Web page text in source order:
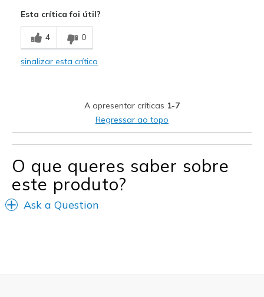
Breathe Well
Comfortable
Melhores utilizações
Casual Wear
Travel
Width
Feels true to width
Esta crítica foi útil?
4 0
sinalizar esta crítica
A apresentar críticas 1-7
Regressar ao topo
O que queres saber sobre
este produto?
Ask a Question